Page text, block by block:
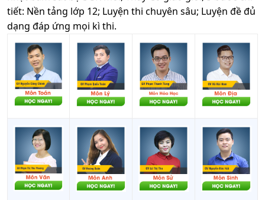
tiết: Nền tảng lớp 12; Luyện thi chuyên sâu; Luyện đề đủ
dạng đáp ứng mọi kì thi.